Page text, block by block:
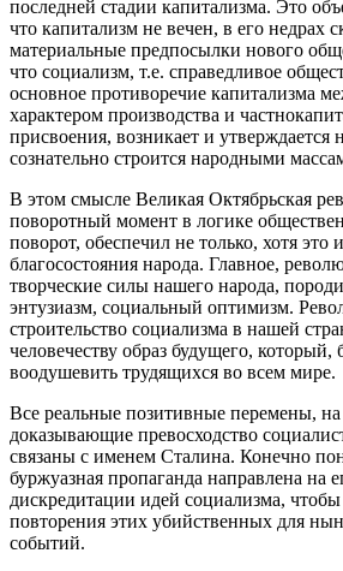
последней стадии капитализма. Это
что капитализм не вечен, в его недрах
материальные предпосылки нового
что социализм, т.е. справедливое
основное противоречие капитализма
характером производства и
присвоения, возникает и утверждается
сознательно строится народными
В этом смысле Великая Октябрьская
поворотный момент в логике
поворот, обеспечил не только, хотя это
благосостояния народа. Главное,
творческие силы нашего народа,
энтузиазм, социальный оптимизм.
строительство социализма в нашей
человечеству образ будущего, который,
воодушевить трудящихся во всем мире.
Все реальные позитивные перемены, на
доказывающие превосходство
связаны с именем Сталина. Конечно
буржуазная пропаганда направлена на
дискредитации идей социализма, чтобы
повторения этих убийственных для
событий.